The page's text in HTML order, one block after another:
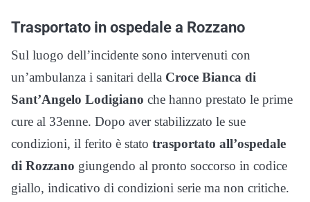
Trasportato in ospedale a Rozzano
Sul luogo dell’incidente sono intervenuti con
un’ambulanza i sanitari della Croce Bianca di
Sant’Angelo Lodigiano che hanno prestato le prime
cure al 33enne. Dopo aver stabilizzato le sue
condizioni, il ferito è stato trasportato all’ospedale
di Rozzano giungendo al pronto soccorso in codice
giallo, indicativo di condizioni serie ma non critiche.